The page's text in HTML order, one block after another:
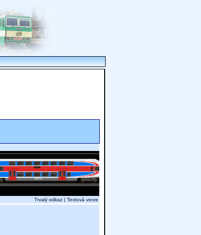
Trvalý odkaz | Textová verze